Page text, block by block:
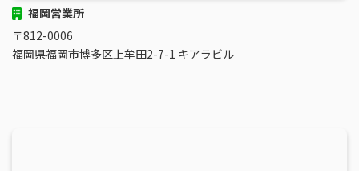
福岡営業所
〒812-0006
福岡県福岡市博多区上牟田2-7-1 キアラビル